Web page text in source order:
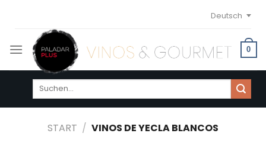
content
Deutsch
0
Suchen
START / VINOS DE YECLA BLANCOS